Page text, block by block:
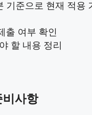
기준으로 현재 적용
출 여부 확인
할 내용 정리
비사항